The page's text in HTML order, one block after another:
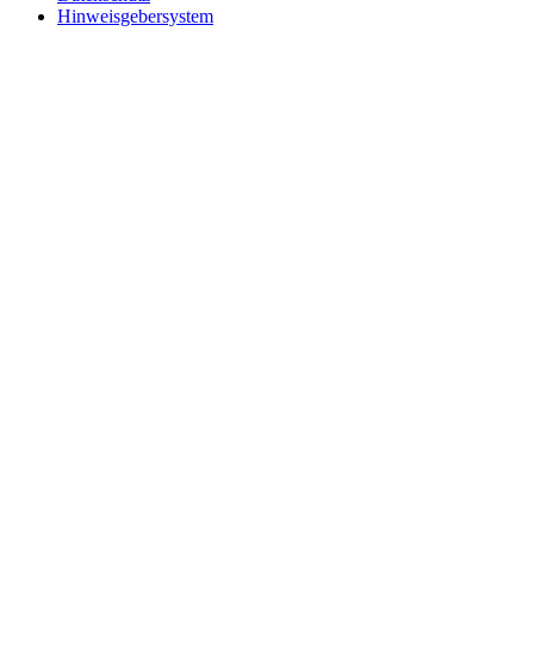
Hinweisgebersystem